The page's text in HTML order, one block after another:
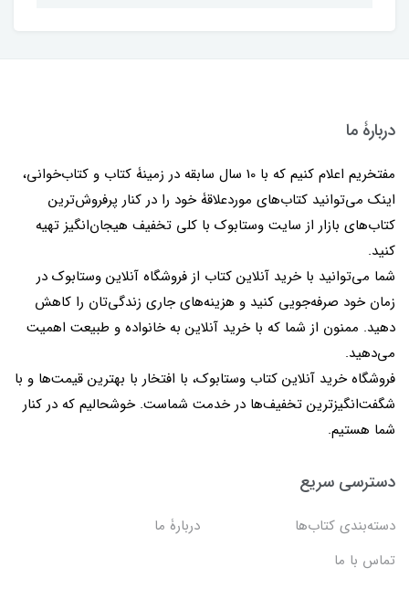
دربارۀ ما
مفتخریم اعلام کنیم که با 10 سال سابقه در زمینۀ کتاب و کتاب‌خوانی،
اینک می‌توانید کتاب‌های موردعلاقۀ خود را در کنار پرفروش‌ترین
کتاب‌های بازار از سایت وستابوک با کلی تخفیف هیجان‌انگیز تهیه
کنید.
شما می‌توانید با خرید آنلاین کتاب از فروشگاه آنلاین وستابوک در
زمان خود صرفه‌جویی کنید و هزینه‌های جاری زندگی‌تان را کاهش
دهید. ممنون از شما که با خرید آنلاین به خانواده و طبیعت اهمیت
می‌دهید.
فروشگاه خرید آنلاین کتاب وستابوک، با افتخار با بهترین قیمت‌ها و با
شگفت‌انگیزترین تخفیف‌ها در خدمت شماست. خوشحالیم که در کنار
شما هستیم.
دسترسی سریع
دسته‌بندی کتاب‌ها
دربارۀ ما
تماس با ما